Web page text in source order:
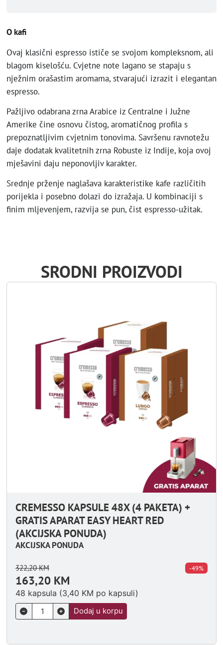
O kafi
Ovaj klasični espresso ističe se svojom kompleksnom, ali
blagom kiselošću. Cvjetne note lagano se stapaju s
nježnim orašastim aromama, stvarajući izrazit i elegantan
espresso.
Pažljivo odabrana zrna Arabice iz Centralne i Južne
Amerike čine osnovu čistog, aromatičnog profila s
prepoznatljivim cvjetnim tonovima. Savršenu ravnotežu
daje dodatak kvalitetnih zrna Robuste iz Indije, koja ovoj
mješavini daju neponovljiv karakter.
Srednje prženje naglašava karakteristike kafe različitih
porijekla i posebno dolazi do izražaja. U kombinaciji s
finim mljevenjem, razvija se pun, čist espresso-užitak.
SRODNI PROIZVODI
CREMESSO KAPSULE 48X (4 PAKETA) +
GRATIS APARAT EASY HEART RED
(AKCIJSKA PONUDA)
AKCIJSKA PONUDA
322,20KM
163,20 KM
-49%
48 kapsula (3,40 KM po kapsuli)
Dodaj u korpu